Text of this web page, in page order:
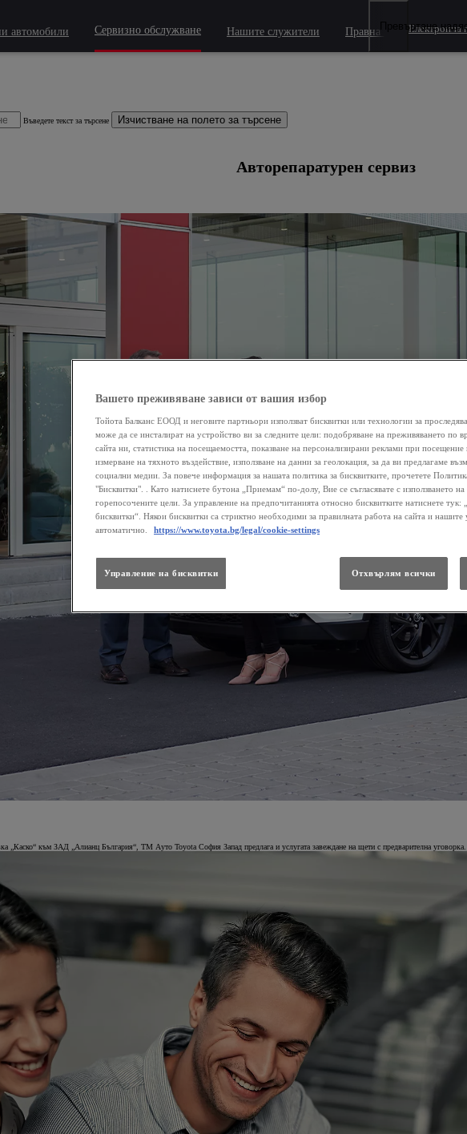
Въведете текст за търсене Изчистване на полето за търсене
Въведете текст за търсене Изчистване на полето за търсене
автомобили Сервизно обслужване Нашите служители Правна политика
Превъртане
Електронна
Авторепаратурен сервиз
„Каско“ към ЗАД „Алианц България“, ТМ Ауто Toyota София Запад предлага и услугата завеждане на щети с предварителна уговорка.
Вашето преживяване зависи от вашия избор
Тойота Балканс ЕООД и неговите партньори използват бисквитки или технологии за
може да се инсталират на устройство ви за следните цели: подобряване на преживяването по
сайта ни, статистика на посещаемостта, показване на персонализирани реклами при
измерване на тяхното въздействие, използване на данни за геолокация, за да ви предлагаме
социални медии. За повече информация за нашата политика за бисквитките, прочетете
"Бисквитки". . Като натиснете бутона „Приемам“ по-долу, Вие се съгласявате с използването на
горепосочените цели. За управление на предпочитанията относно бисквитките натиснете тук:
бисквитки“. Някои бисквитки са стриктно необходими за правилната работа на сайта и нашите
автоматично.
https://www.toyota.bg/legal/cookie-settings
Управление на бисквитки Отхвърлям всички